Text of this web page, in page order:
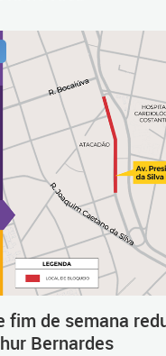
fim de semana
Bernardes